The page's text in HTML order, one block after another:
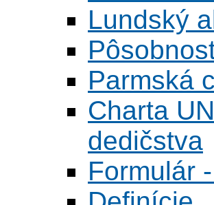
Lundský
Parmská
Charta
dedičstva
Formulár